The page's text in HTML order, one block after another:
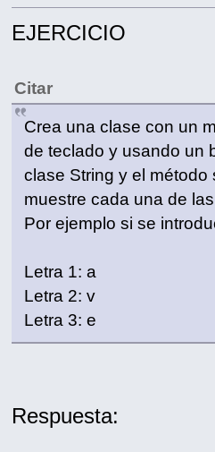
EJERCICIO
Citar
Crea una clase con un
de teclado y usando un
clase String y el método
muestre cada una de
Por ejemplo si se
Letra 1: a
Letra 2: v
Letra 3: e
Respuesta: